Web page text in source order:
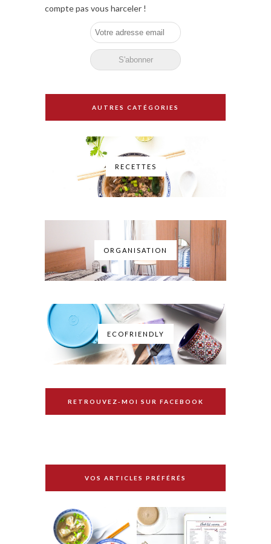
compte pas vous harceler !
AUTRES CATÉGORIES
RECETTES
ORGANISATION
ECOFRIENDLY
RETROUVEZ-MOI SUR FACEBOOK
VOS ARTICLES PRÉFÉRÉS